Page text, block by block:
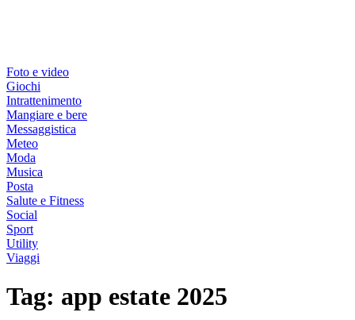
Foto e video
Giochi
Intrattenimento
Mangiare e bere
Messaggistica
Meteo
Moda
Musica
Posta
Salute e Fitness
Social
Sport
Utility
Viaggi
Tag: app estate 2025